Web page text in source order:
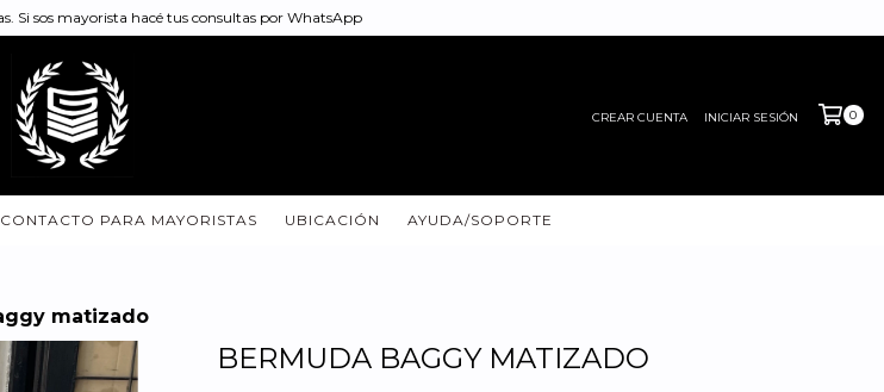
Si sos mayorista hacé tus consultas por WhatsApp
CREAR CUENTA INICIAR SESIÓN 0
CONTACTO PARA MAYORISTAS UBICACIÓN AYUDA/SOPORTE
matizado
BERMUDA BAGGY MATIZADO